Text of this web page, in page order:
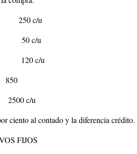
c/u
c/u
c/u
850
c/u
ciento al contado y la diferencia
FIJOS